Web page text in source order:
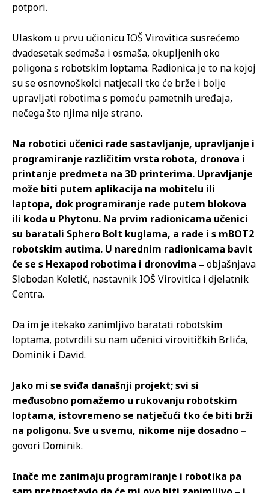
potpori.
Ulaskom u prvu učionicu IOŠ Virovitica susrećemo
dvadesetak sedmaša i osmaša, okupljenih oko
poligona s robotskim loptama. Radionica je to na kojoj
su se osnovnoškolci natjecali tko će brže i bolje
upravljati robotima s pomoću pametnih uređaja,
nečega što njima nije strano.
Na robotici učenici rade sastavljanje, upravljanje i
programiranje različitim vrsta robota, dronova i
printanje predmeta na 3D printerima. Upravljanje
može biti putem aplikacija na mobitelu ili
laptopa, dok programiranje rade putem blokova
ili koda u Phytonu. Na prvim radionicama učenici
su baratali Sphero Bolt kuglama, a rade i s mBOT2
robotskim autima. U narednim radionicama bavit
će se s Hexapod robotima i dronovima – objašnjava
Slobodan Koletić, nastavnik IOŠ Virovitica i djelatnik
Centra.
Da im je itekako zanimljivo baratati robotskim
loptama, potvrdili su nam učenici virovitičkih Brlića,
Dominik i David.
Jako mi se sviđa današnji projekt; svi si
međusobno pomažemo u rukovanju robotskim
loptama, istovremeno se natječući tko će biti brži
na poligonu. Sve u svemu, nikome nije dosadno –
govori Dominik.
Inače me zanimaju programiranje i robotika pa